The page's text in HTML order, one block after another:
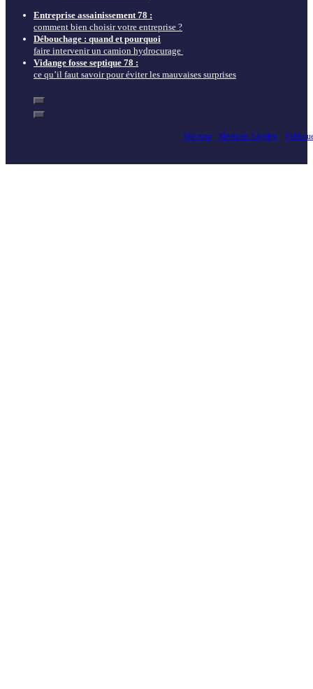
Entreprise assainissement 78 :
comment bien choisir votre entreprise ?
Débouchage : quand et pourquoi
faire intervenir un camion hydrocurage
Vidange fosse septique 78 :
ce qu’il faut savoir pour éviter les mauvaises surprises
Site map Mentions Légales